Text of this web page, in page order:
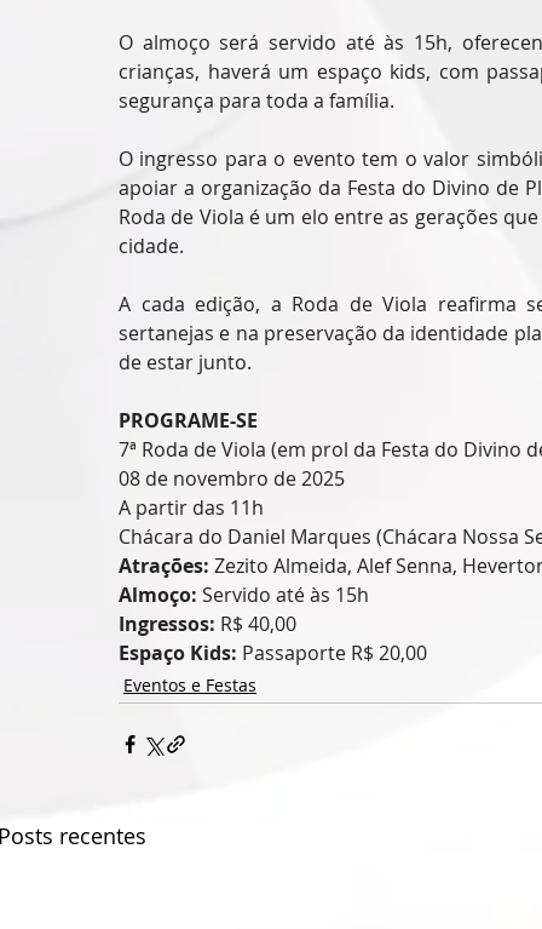
O almoço será servido até às 15h,
crianças, haverá um espaço kids, com
segurança para toda a família.
O ingresso para o evento tem o valor
apoiar a organização da Festa do Divino de
Roda de Viola é um elo entre as gerações
cidade.
A cada edição, a Roda de Viola reafirma
sertanejas e na preservação da identidade
de estar junto.
PROGRAME-SE
7ª Roda de Viola (em prol da Festa do Divino
08 de novembro de 2025
A partir das 11h
Chácara do Daniel Marques (Chácara Nossa
Atrações: Zezito Almeida, Alef Senna,
Almoço: Servido até às 15h
Ingressos: R$ 40,00
Espaço Kids: Passaporte R$ 20,00
Eventos e Festas
recentes